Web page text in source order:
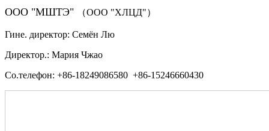
ООО "МШТЭ" （ООО "ХЛЦД"）
Гине. директор: Семён Лю
Директор.: Мария Чжао
Со.телефон: +86-18249086580 +86-15246660430